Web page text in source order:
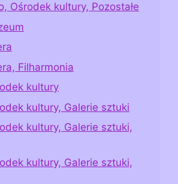
Ośrodek kultury, Pozostałe
Filharmonia
kultury
kultury, Galerie sztuki
kultury, Galerie sztuki,
kultury, Galerie sztuki,